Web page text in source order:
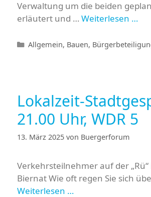
Verwaltung um die beiden
erläutert und … Weiterlesen …
Kategorien
Allgemein, Bauen,
Lokalzeit-
21.00 Uhr, WDR 5
13. März 2025 von Buergerforum
Verkehrsteilnehmer auf der
Biernat Wie oft regen Sie sich
Weiterlesen …